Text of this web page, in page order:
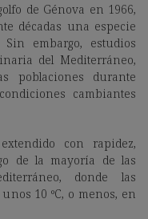
de Génova en 1966,
décadas una especie
embargo, estudios
del Mediterráneo,
poblaciones durante
cambiantes
con rapidez,
de la mayoría de las
donde las
10 ºC, o menos, en